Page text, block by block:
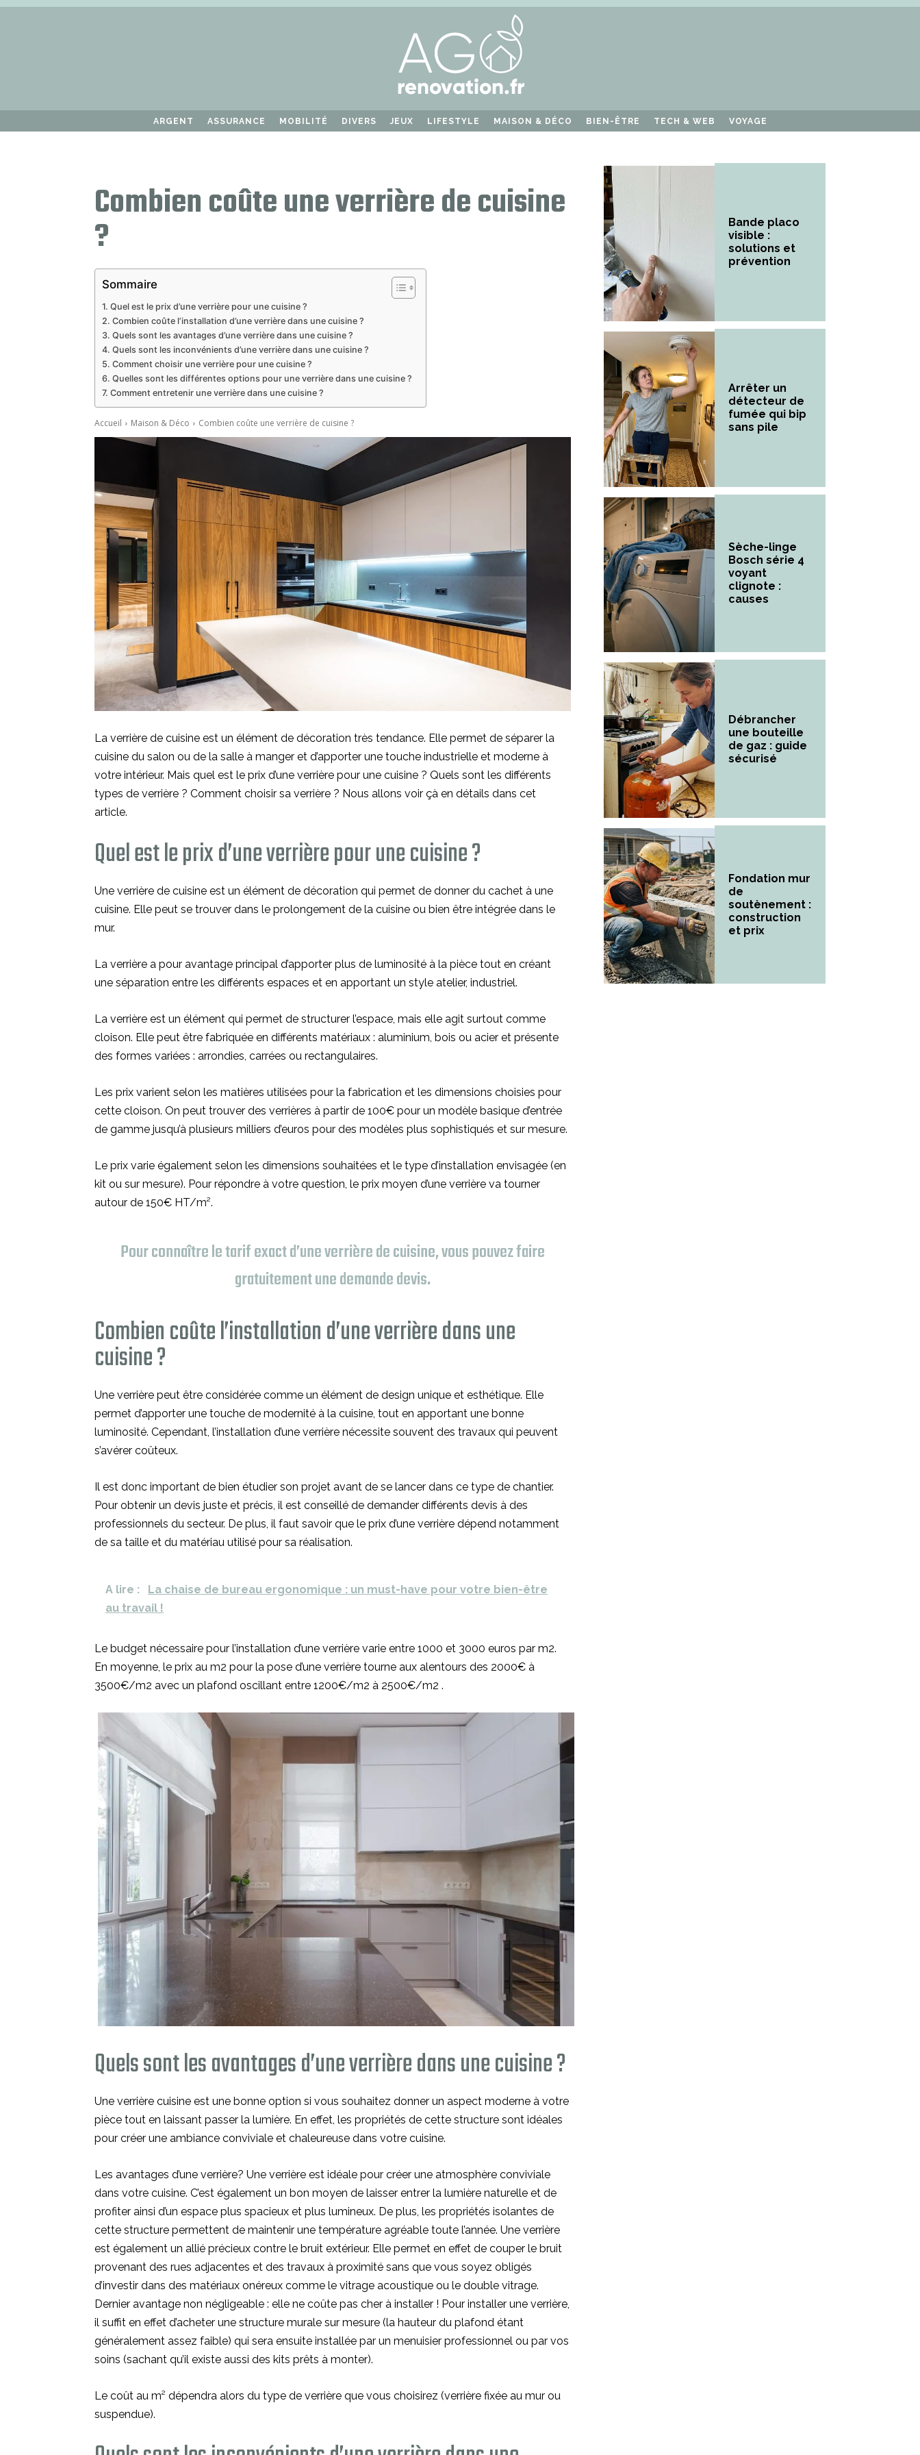
ARGENT ASSURANCE MOBILITÉ DIVERS JEUX LIFESTYLE MAISON & DÉCO BIEN-ÊTRE TECH & WEB VOYAGE
Combien coûte une verrière de cuisine
?
Sommaire
Quel est le prix d’une verrière pour une cuisine ?
Combien coûte l’installation d’une verrière dans une cuisine ?
Quels sont les avantages d’une verrière dans une cuisine ?
Quels sont les inconvénients d’une verrière dans une cuisine ?
Comment choisir une verrière pour une cuisine ?
Quelles sont les différentes options pour une verrière dans une cuisine ?
Comment entretenir une verrière dans une cuisine ?
Accueil Maison & Déco Combien coûte une verrière de cuisine ?
La verrière de cuisine est un élément de décoration très tendance. Elle permet de séparer la
cuisine du salon ou de la salle à manger et d’apporter une touche industrielle et moderne à
votre intérieur. Mais quel est le prix d’une verrière pour une cuisine ? Quels sont les différents
types de verrière ? Comment choisir sa verrière ? Nous allons voir çà en détails dans cet
article.
Quel est le prix d’une verrière pour une cuisine ?
Une verrière de cuisine est un élément de décoration qui permet de donner du cachet à une
cuisine. Elle peut se trouver dans le prolongement de la cuisine ou bien être intégrée dans le
mur.
La verrière a pour avantage principal d’apporter plus de luminosité à la pièce tout en créant
une séparation entre les différents espaces et en apportant un style atelier, industriel.
La verrière est un élément qui permet de structurer l’espace, mais elle agit surtout comme
cloison. Elle peut être fabriquée en différents matériaux : aluminium, bois ou acier et présente
des formes variées : arrondies, carrées ou rectangulaires.
Les prix varient selon les matières utilisées pour la fabrication et les dimensions choisies pour
cette cloison. On peut trouver des verrières à partir de 100€ pour un modèle basique d’entrée
de gamme jusqu’à plusieurs milliers d’euros pour des modèles plus sophistiqués et sur mesure.
Le prix varie également selon les dimensions souhaitées et le type d’installation envisagée (en
kit ou sur mesure). Pour répondre à votre question, le prix moyen d’une verrière va tourner
autour de 150€ HT/m².
Pour connaître le tarif exact d’une verrière de cuisine, vous pouvez faire
gratuitement une demande devis.
Combien coûte l’installation d’une verrière dans une
cuisine ?
Une verrière peut être considérée comme un élément de design unique et esthétique. Elle
permet d’apporter une touche de modernité à la cuisine, tout en apportant une bonne
luminosité. Cependant, l’installation d’une verrière nécessite souvent des travaux qui peuvent
s’avérer coûteux.
Il est donc important de bien étudier son projet avant de se lancer dans ce type de chantier.
Pour obtenir un devis juste et précis, il est conseillé de demander différents devis à des
professionnels du secteur. De plus, il faut savoir que le prix d’une verrière dépend notamment
de sa taille et du matériau utilisé pour sa réalisation.
A lire :
La chaise de bureau ergonomique : un must-have pour votre bien-être
au travail !
Le budget nécessaire pour l’installation d’une verrière varie entre 1000 et 3000 euros par m2.
En moyenne, le prix au m2 pour la pose d’une verrière tourne aux alentours des 2000€ à
3500€/m2 avec un plafond oscillant entre 1200€/m2 à 2500€/m2 .
Quels sont les avantages d’une verrière dans une cuisine ?
Une verrière cuisine est une bonne option si vous souhaitez donner un aspect moderne à votre
pièce tout en laissant passer la lumière. En effet, les propriétés de cette structure sont idéales
pour créer une ambiance conviviale et chaleureuse dans votre cuisine.
Les avantages d’une verrière? Une verrière est idéale pour créer une atmosphère conviviale
dans votre cuisine. C’est également un bon moyen de laisser entrer la lumière naturelle et de
profiter ainsi d’un espace plus spacieux et plus lumineux. De plus, les propriétés isolantes de
cette structure permettent de maintenir une température agréable toute l’année. Une verrière
est également un allié précieux contre le bruit extérieur. Elle permet en effet de couper le bruit
provenant des rues adjacentes et des travaux à proximité sans que vous soyez obligés
d’investir dans des matériaux onéreux comme le vitrage acoustique ou le double vitrage.
Dernier avantage non négligeable : elle ne coûte pas cher à installer ! Pour installer une verrière,
il suffit en effet d’acheter une structure murale sur mesure (la hauteur du plafond étant
généralement assez faible) qui sera ensuite installée par un menuisier professionnel ou par vos
soins (sachant qu’il existe aussi des kits prêts à monter).
Le coût au m² dépendra alors du type de verrière que vous choisirez (verrière fixée au mur ou
suspendue).
Bande placo
visible :
solutions et
prévention
Arrêter un
détecteur de
fumée qui bip
sans pile
Sèche-linge
Bosch série 4
voyant
clignote :
causes
Débrancher
une bouteille
de gaz : guide
sécurisé
Fondation mur
de
soutènement :
construction
et prix